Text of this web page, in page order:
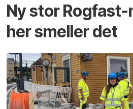
Ny stor
her smeller det